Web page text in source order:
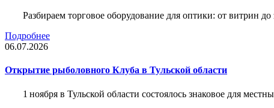
Разбираем торговое оборудование для оптики: от витрин
Подробнее
06.07.2026
Открытие рыболовного Клуба в Тульской области
1 ноября в Тульской области состоялось знаковое для